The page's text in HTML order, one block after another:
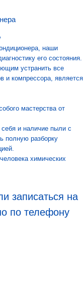
наши
его состояния.
устранить все
и компрессора, является
мастерства от
себя и наличие пыли с
полную разборку
химических
записаться на
по телефону